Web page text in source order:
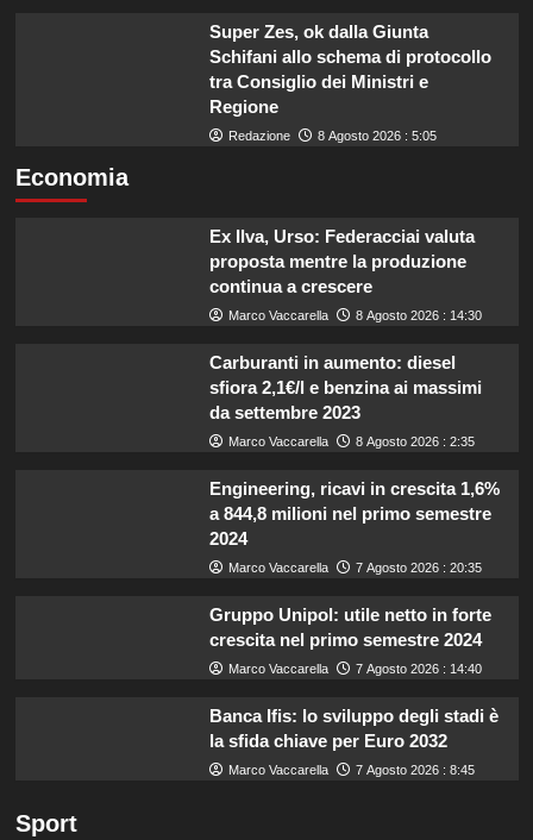
Super Zes, ok dalla Giunta
Schifani allo schema di protocollo
tra Consiglio dei Ministri e
Regione
Redazione 8 Agosto 2026 : 5:05
Economia
Ex Ilva, Urso: Federacciai valuta
proposta mentre la produzione
continua a crescere
Marco Vaccarella 8 Agosto 2026 : 14:30
Carburanti in aumento: diesel
sfiora 2,1€/l e benzina ai massimi
da settembre 2023
Marco Vaccarella 8 Agosto 2026 : 2:35
Engineering, ricavi in crescita 1,6%
a 844,8 milioni nel primo semestre
2024
Marco Vaccarella 7 Agosto 2026 : 20:35
Gruppo Unipol: utile netto in forte
crescita nel primo semestre 2024
Marco Vaccarella 7 Agosto 2026 : 14:40
Banca Ifis: lo sviluppo degli stadi è
la sfida chiave per Euro 2032
Marco Vaccarella 7 Agosto 2026 : 8:45
Sport